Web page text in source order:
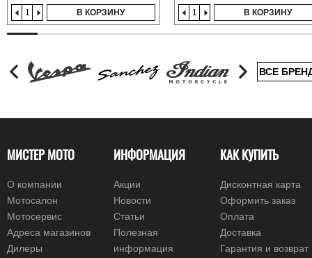
В КОРЗИНУ В КОРЗИНУ
ВСЕ
МИСТЕР МОТО
О компании
Мотосалон
Мотосервис
Адреса магазинов
Дилеры
ИНФОРМАЦИЯ
Акции
Новости
Статьи
Полезная
информация
КАК КУПИТЬ
Дисконтная карта
Оформить заказ
Оплата
Доставка
Гарантия и возврат